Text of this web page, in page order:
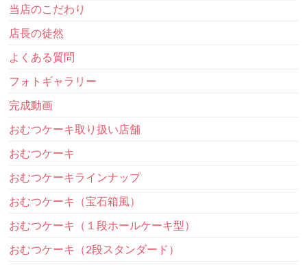
当店のこだわり
店長の徒然
よくある質問
フォトギャラリー
完成動画
おむつケーキ取り扱い店舗
おむつケーキ
おむつケーキラインナップ
おむつケーキ（宝石箱風）
おむつケーキ（１段ホールケーキ型）
おむつケーキ（2段スタンダード）